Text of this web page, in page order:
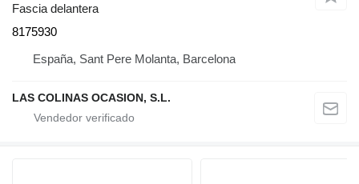
Fascia delantera
8175930
España, Sant Pere Molanta, Barcelona
LAS COLINAS OCASION, S.L.